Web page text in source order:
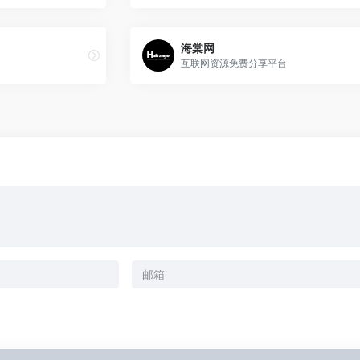
海棠网
互联网资源免费分享平台